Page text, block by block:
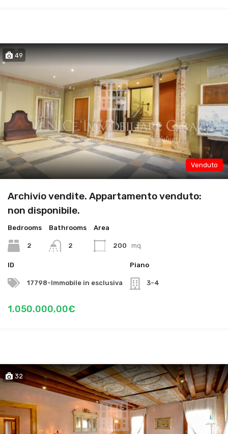
49
Venduto
Archivio vendite. Appartamento venduto:
non disponibile.
Bedrooms
2
Bathrooms
2
Area
200 mq
ID
17798-Immobile in esclusiva
Piano
3-4
1.050.000,00€
32